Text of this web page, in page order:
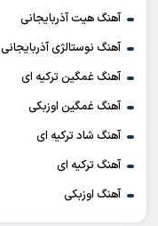
آهنگ هیت آذربایجانی
آهنگ نوستالژی آذربایجانی
آهنگ غمگین ترکیه ای
آهنگ غمگین اوزبکی
آهنگ شاد ترکیه ای
آهنگ ترکیه ای
آهنگ اوزبکی